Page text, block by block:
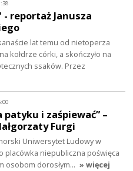
reportaż Janusza
lat temu od nietoperza
kołdrze córki, a skończyło na
ssaków. Przez
patyku i zaśpiewać” –
Furgi
Uniwersytet Ludowy w
placówka niepubliczna poświęca
osobom dorosłym… » więcej